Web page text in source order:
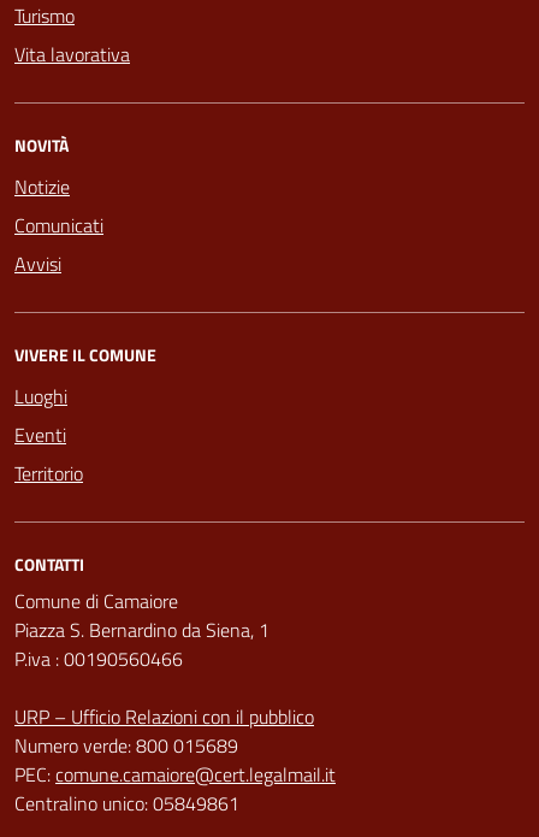
Turismo
Vita lavorativa
NOVITÀ
Notizie
Comunicati
Avvisi
VIVERE IL COMUNE
Luoghi
Eventi
Territorio
CONTATTI
Comune di Camaiore
Piazza S. Bernardino da Siena, 1
P.iva : 00190560466
URP – Ufficio Relazioni con il pubblico
Numero verde: 800 015689
PEC:comune.camaiore@cert.legalmail.it
Centralino unico: 05849861